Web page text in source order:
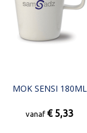
MOK SENSI 180ML
vanaf € 5,33